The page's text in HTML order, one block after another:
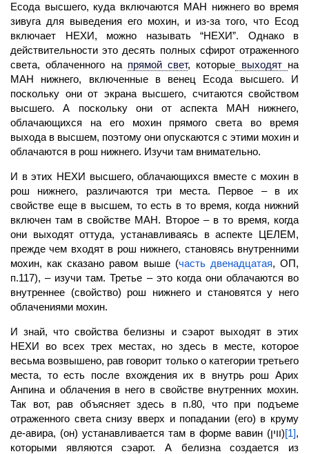
Есода высшего, куда включаются МАН нижнего во время
зивуга для выведения его мохин, и из-за того, что Есод
включает НЕХИ, можно называть “НЕХИ”. Однако в
действительности это десять полных сфирот отраженного
света, облаченного на прямой свет, которые выходят на
МАН нижнего, включенные в венец Есода высшего. И
поскольку они от экрана высшего, считаются свойством
высшего. А поскольку они от аспекта МАН нижнего,
облачающихся на его мохин прямого света во время
выхода в высшем, поэтому они опускаются с этими мохин и
облачаются в рош нижнего. Изучи там внимательно.
И в этих НЕХИ высшего, облачающихся вместе с мохин в
рош нижнего, различаются три места. Первое – в их
свойстве еще в высшем, то есть в то время, когда нижний
включен там в свойствеМАН. Второе – в то время, когда
они выходятоттуда, устанавливаясь в аспекте ЦЕЛЕМ,
прежде чем входят в рош нижнего, становясь внутренними
мохин, как сказано равом выше (часть двенадцатая, ОП,
п.117), – изучи там. Третье – это когда они облачаются во
внутреннее (свойство) рош нижнего и становятся у него
облачениями мохин.
И знай, что свойства белизны и сэаротвыходят в этих
НЕХИ во всех трех местах, но здесь в месте, которое
весьма возвышено, рав говорит только о категории третьего
места, то есть после вхождения их в внутрь рош Арих
Анпина и облачения в него в свойстве внутренних мохин.
Так вот, рав объясняет здесь в п.80, что при подъеме
отраженного света снизу вверх и попадании (его) в круму
де-авира, (он) устанавливается там в форме вавин (ווין)
[1],
которыми являются сэарот. А белизна создается из